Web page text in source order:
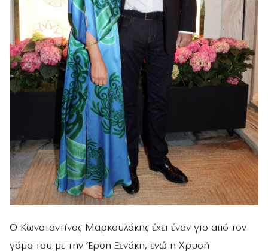
Ο Κωνσταντίνος Μαρκουλάκης έχει έναν γιο από τον
γάμο του με την Έρση Ξενάκη, ενώ η Χρυσή